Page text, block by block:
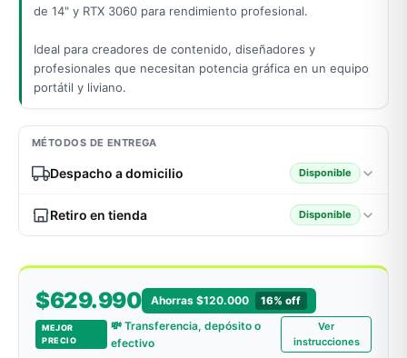
→
de 14" y RTX 3060 para rendimiento profesional.
Ideal para creadores de contenido, diseñadores y
profesionales que necesitan potencia gráfica en un equipo
portátil y liviano.
MÉTODOS DE ENTREGA
Despacho a domicilio Disponible
Retiro en tienda Disponible
$629.990 Ahorras $120.000 16% off
MEJOR
PRECIO
💸 Transferencia, depósito o
efectivo
Ver
instrucciones